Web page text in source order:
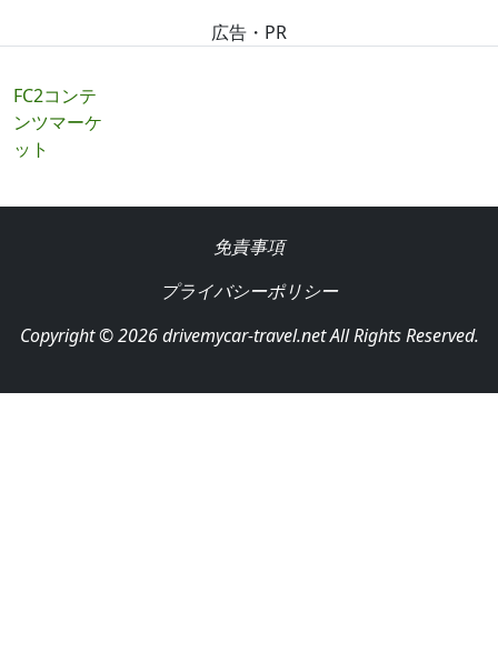
広告・PR
FC2コンテ
ンツマーケ
ット
免責事項
プライバシーポリシー
Copyright © 2026 drivemycar-travel.net All Rights Reserved.